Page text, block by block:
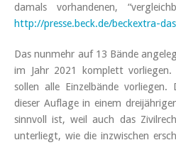
damals vorhandenen,
http://presse.beck.de/beckextra-
Das nunmehr auf 13 Bände
im Jahr 2021 komplett vorliegen.
sollen alle Einzelbände
dieser Auflage in einem
sinnvoll ist, weil auch das
unterliegt, wie die inzwischen